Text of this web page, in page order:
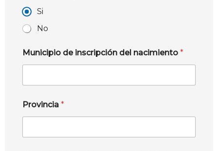
Si
No
Municipio de inscripción del nacimiento *
Provincia *